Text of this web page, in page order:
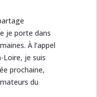
je porte dans
À l’appel
Loire, je suis
prochaine,
du